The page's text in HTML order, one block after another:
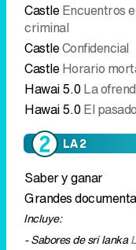
CastleEncuentros
criminal
CastleConfidencial
CastleHorario
Hawai 5.0La
Hawai 5.0El pasado
LA 2
Saber y ganar
Grandes
Incluye:
- Sabores de sri lanka